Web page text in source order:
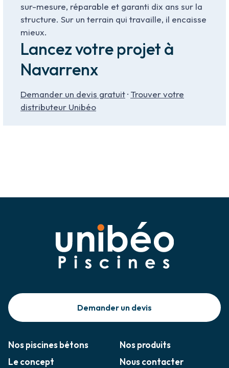
sur-mesure, réparable et garanti dix ans sur la
structure. Sur un terrain qui travaille, il encaisse
mieux.
Lancez votre projet à
Navarrenx
Demander un devis gratuit· Trouver votre
distributeur Unibéo
Demander un devis
Nos piscines bétons
Nos produits
Le concept
Nous contacter